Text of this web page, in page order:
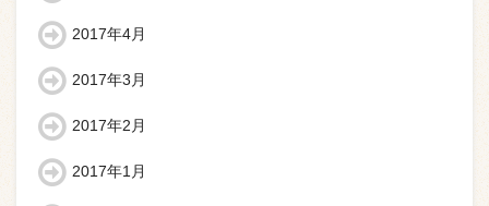
2017年4月
2017年3月
2017年2月
2017年1月